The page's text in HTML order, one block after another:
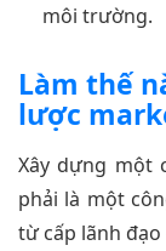
môi trường.
Làm thế
lược
Xây dựng một
phải là một
từ cấp lãnh